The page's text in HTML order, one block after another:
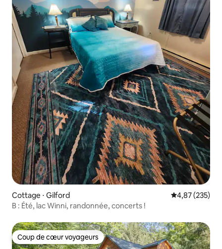
Cottage ⋅ Gilford Évaluation
4,87 (235)
B : Été, lac Winni, randonnée, concerts !
Coup de cœur voyageurs
Coup de cœur voyageurs